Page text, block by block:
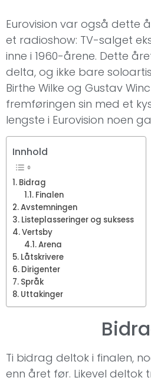
Eurovision var også dette
et radioshow: TV-salget
inne i 1960-årene. Dette
delta, og ikke bare
Birthe Wilke og Gustav
fremføringen sin med et
lengste i Eurovision noen
Innhold
Bidrag
Finalen
Avstemningen
Listeplasseringer og suksess
Vertsby
Arena
Låtskrivere
Dirigenter
Språk
Uttakinger
Ti bidrag deltok i finalen,
enn året før. Likevel deltok